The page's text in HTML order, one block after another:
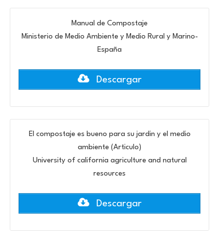
Manual de Compostaje
Ministerio de Medio Ambiente y Medio Rural y Marino-
España
Descargar
El compostaje es bueno para su jardin y el medio
ambiente (Articulo)
University of california agriculture and natural
resources
Descargar